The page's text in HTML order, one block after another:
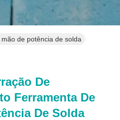
de potência de solda
De
Ferramenta De
De Solda